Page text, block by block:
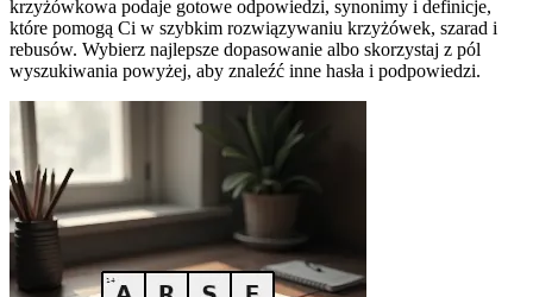
krzyżówkowa podaje gotowe odpowiedzi, synonimy i definicje,
które pomogą Ci w szybkim rozwiązywaniu krzyżówek, szarad i
rebusów. Wybierz najlepsze dopasowanie albo skorzystaj z pól
wyszukiwania powyżej, aby znaleźć inne hasła i podpowiedzi.